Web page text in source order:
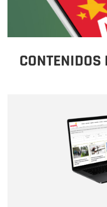
Correo electrónico
Tipo de comentario